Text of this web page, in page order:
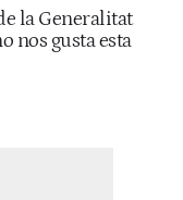
la Generalitat
nos gusta esta